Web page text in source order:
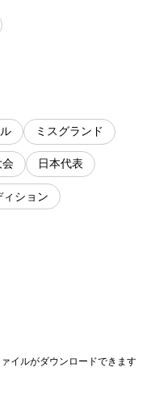
ミスグランド
会 日本代表
ィション
イルがダウンロードできます